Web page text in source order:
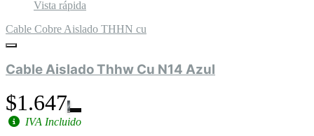
Vista rápida
Cable Cobre Aislado THHN cu
Cable Aislado Thhw Cu N14 Azul
$1.647
IVA Incluido